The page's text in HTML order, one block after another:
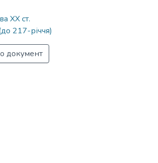
ХХ ст.
217-річчя)
документ